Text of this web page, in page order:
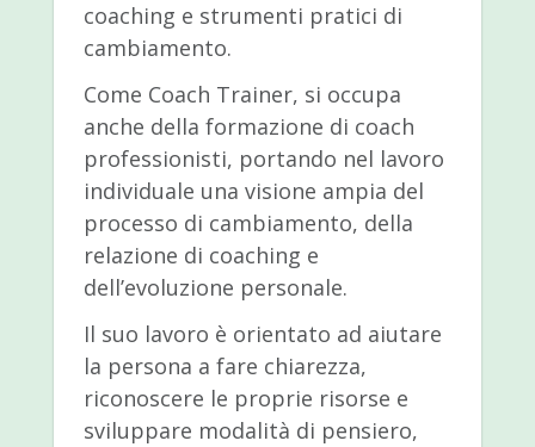
coaching e strumenti pratici di
cambiamento.
Come Coach Trainer, si occupa
anche della formazione di coach
professionisti, portando nel lavoro
individuale una visione ampia del
processo di cambiamento, della
relazione di coaching e
dell’evoluzione personale.
Il suo lavoro è orientato ad aiutare
la persona a fare chiarezza,
riconoscere le proprie risorse e
sviluppare modalità di pensiero,